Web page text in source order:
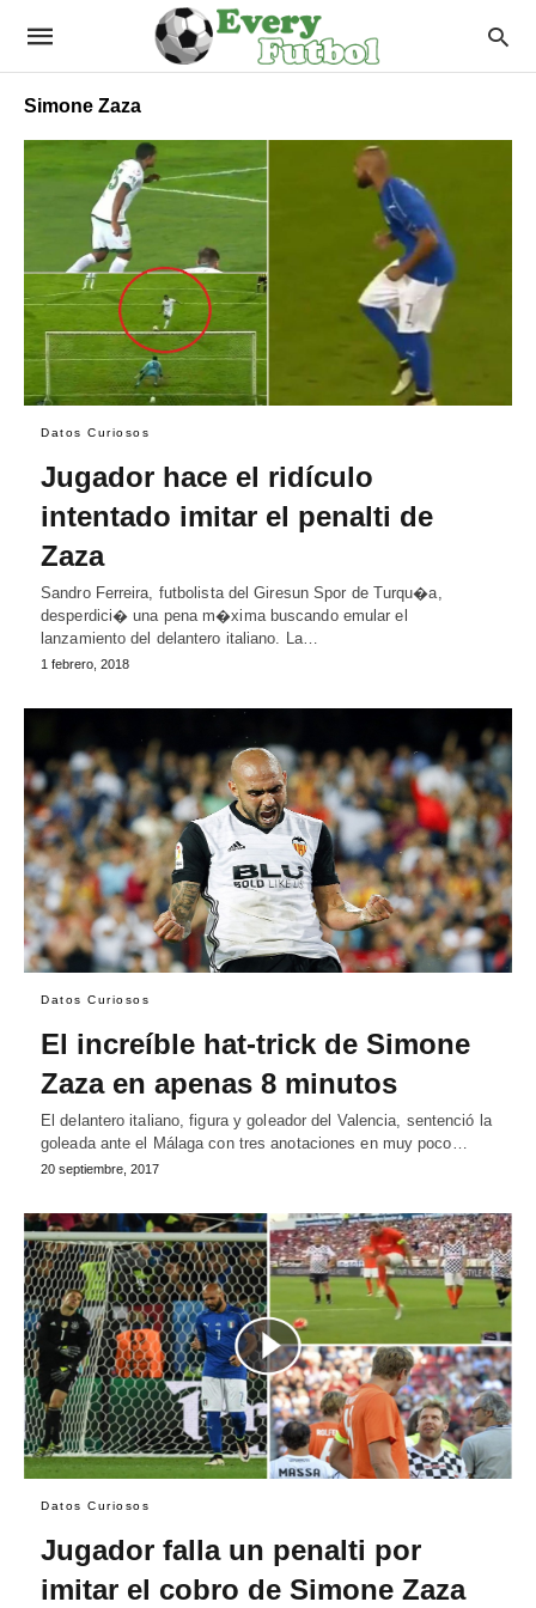
Simone Zaza
Datos Curiosos
Jugador hace el ridículo
intentado imitar el penalti de
Zaza
Sandro Ferreira, futbolista del Giresun Spor de Turqu�a,
desperdici� una pena m�xima buscando emular el
lanzamiento del delantero italiano. La…
1 febrero, 2018
Datos Curiosos
El increíble hat-trick de Simone
Zaza en apenas 8 minutos
El delantero italiano, figura y goleador del Valencia, sentenció la
goleada ante el Málaga con tres anotaciones en muy poco…
20 septiembre, 2017
Datos Curiosos
Jugador falla un penalti por
imitar el cobro de Simone Zaza